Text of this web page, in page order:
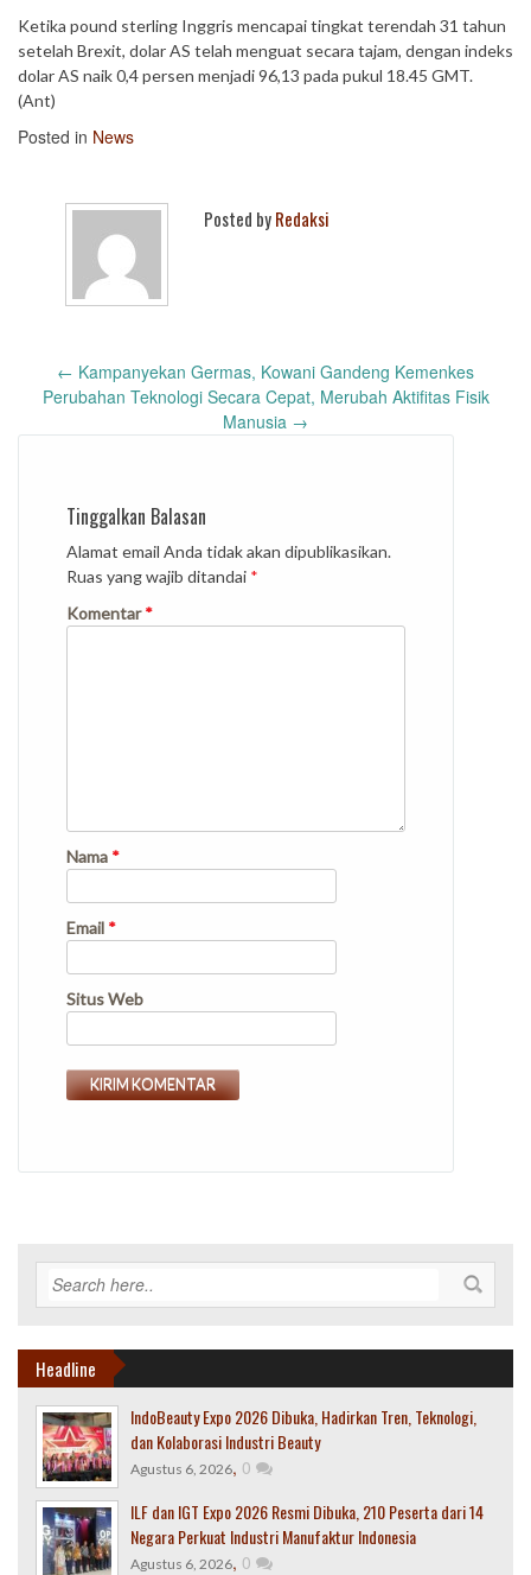
Ketika pound sterling Inggris mencapai tingkat terendah 31 tahun
setelah Brexit, dolar AS telah menguat secara tajam, dengan indeks
dolar AS naik 0,4 persen menjadi 96,13 pada pukul 18.45 GMT.
(Ant)
Posted in News
Posted byRedaksi
navigation
← Kampanyekan Germas, Kowani Gandeng Kemenkes
Perubahan Teknologi Secara Cepat, Merubah Aktifitas Fisik
Manusia →
Tinggalkan Balasan
Alamat email Anda tidak akan dipublikasikan.
Ruas yang wajib ditandai *
Komentar*
Nama *
Email *
Situs Web
Headline
IndoBeauty Expo 2026 Dibuka, Hadirkan Tren, Teknologi,
dan Kolaborasi Industri Beauty
Agustus 6, 2026, 0
ILF dan IGT Expo 2026 Resmi Dibuka, 210 Peserta dari 14
Negara Perkuat Industri Manufaktur Indonesia
Agustus 6, 2026, 0